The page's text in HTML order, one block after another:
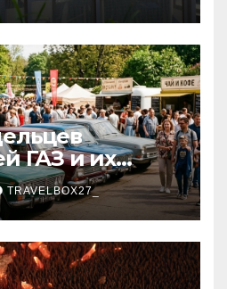
ГАЗ и их
TRAVELBOX27_